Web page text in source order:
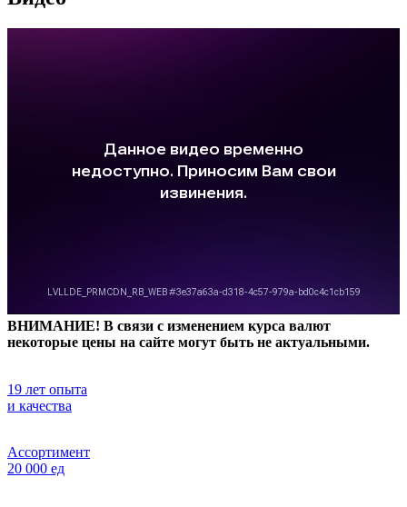
ВНИМАНИЕ! В связи с изменением курса валют
некоторые цены на сайте могут быть не актуальными.
19 лет опыта
и качества
Ассортимент
20 000 ед